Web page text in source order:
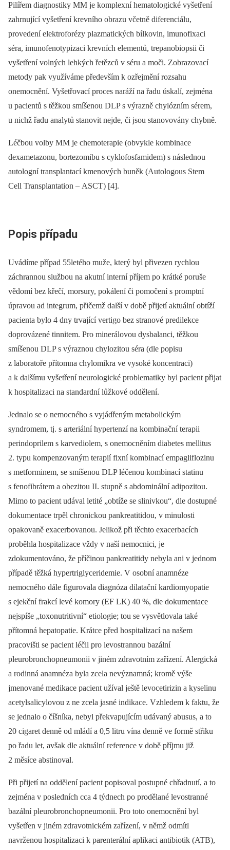
Pilířem diagnostiky MM je komplexní hematologické vyšetření
zahrnující vyšetření krevního obrazu včetně diferenciálu,
provedení elektroforézy plazmatických bílkovin, imunofixaci
séra, imunofenotypizaci krevních elementů, trepanobiopsii či
vyšetření volných lehkých řetězců v séru a moči. Zobrazovací
metody pak využíváme především k ozřejmění rozsahu
onemocnění. Vyšetřovací proces naráží na řadu úskalí, zejména
u pacientů s těžkou smíšenou DLP s výrazně chylózním sérem,
u nichž řadu analytů stanovit nejde, či jsou stanovovány chybně.
Léčbou volby MM je chemoterapie (obvykle kombinace
dexametazonu, bortezomibu s cyklofosfamidem) s následnou
autologní transplantací kmenových buněk (Autologous Stem
Cell Transplantation –⁠ ASCT) [4].
Popis případu
Uvádíme případ 55letého muže, který byl přivezen rychlou
záchrannou službou na akutní interní příjem po krátké poruše
vědomí bez křečí, morsury, pokálení či pomočení s promptní
úpravou ad integrum, přičemž další v době přijetí aktuální obtíží
pacienta bylo 4 dny trvající vertigo bez stranové predilekce
doprovázené tinnitem. Pro minerálovou dysbalanci, těžkou
smíšenou DLP s výraznou chylozitou séra (dle popisu
z laboratoře přítomna chylomikra ve vysoké koncentraci)
a k dalšímu vyšetření neurologické problematiky byl pacient přijat
k hospitalizaci na standardní lůžkové oddělení.
Jednalo se o nemocného s vyjádřeným metabolickým
syndromem, tj. s arteriální hypertenzí na kombinační terapii
perindoprilem s karvediolem, s onemocněním diabetes mellitus
2. typu kompenzovaným terapií fixní kombinací empagliflozinu
s metforminem, se smíšenou DLP léčenou kombinací statinu
s fenofibrátem a obezitou II. stupně s abdominální adipozitou.
Mimo to pacient udával letité „obtíže se slinivkou“, dle dostupné
dokumentace trpěl chronickou pankreatitidou, v minulosti
opakovaně exacerbovanou. Jelikož při těchto exacerbacích
proběhla hospitalizace vždy v naší nemocnici, je
zdokumentováno, že příčinou pankreatitidy nebyla ani v jednom
případě těžká hyper­triglyceridemie. V osobní anamnéze
nemocného dále figurovala diagnóza dilatační kardiomyopatie
s ejekční frakcí levé komory (EF LK) 40 %, dle dokumentace
nejspíše „toxonutritivní“ etiologie; tou se vysvětlovala také
přítomná hepatopatie. Krátce před hospitalizací na našem
pracovišti se pacient léčil pro levostrannou bazální
pleurobronchopneumonii v jiném zdravotním zařízení. Alergická
a rodinná anamnéza byla zcela nevýznamná; kromě výše
jmenované medikace pacient užíval ještě levocetirizin a kyselinu
acetylsalicylovou z ne zcela jasné indikace. Vzhledem k faktu, že
se jednalo o číšníka, nebyl překvapujícím udávaný abusus, a to
20 cigaret denně od mládí a 0,5 litru vína denně ve formě střiku
po řadu let, avšak dle aktuální reference v době příjmu již
2 měsíce abstinoval.
Při přijetí na oddělení pacient popisoval postupné chřadnutí, a to
zejména v posledních cca 4 týdnech po prodělané levostranné
bazální pleurobronchopneumonii. Pro toto onemocnění byl
vyšetřen v jiném zdravotnickém zařízení, v němž odmítl
navrženou hospitalizaci k parenterální aplikaci antibiotik (ATB),